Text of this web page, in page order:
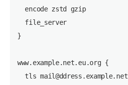
  encode zstd gzip
  file_server
}
www.example.net.eu.org {
  tls mail@ddress.example.net